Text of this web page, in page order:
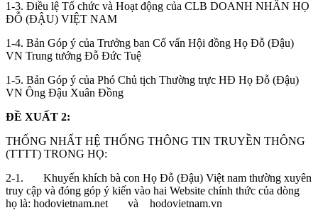
1-3. Điều lệ Tổ chức và Hoạt động của CLB DOANH NHÂN HỌ
ĐỖ (ĐẬU) VIỆT NAM
1-4. Bản Góp ý của Trưởng ban Cố vấn Hội đồng Họ Đỗ (Đậu)
VN Trung tướng Đỗ Đức Tuệ
1-5. Bản Góp ý của Phó Chủ tịch Thường trực HĐ Họ Đỗ (Đậu)
VN Ông Đậu Xuân Đồng
ĐỀ XUẤT 2:
THỐNG NHẤT HỆ THỐNG THÔNG TIN TRUYỀN THÔNG
(TTTT) TRONG HỌ:
2-1. Khuyến khích bà con Họ Đỗ (Đậu) Việt nam thường xuyên
truy cập và đóng góp ý kiến vào hai Website chính thức của dòng
họ là: hodovietnam.net và hodovietnam.vn